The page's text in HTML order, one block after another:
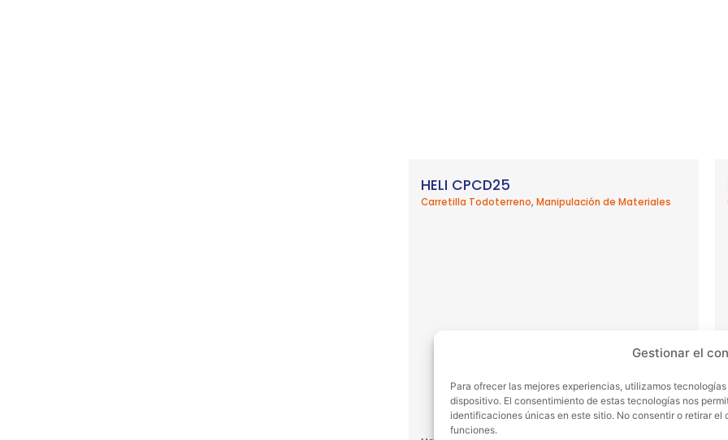
Gestionar el
Para ofrecer las mejores experiencias, utilizamos
dispositivo. El consentimiento de estas tecnologías nos
identificaciones únicas en este sitio. No consentir o retirar
funciones.
HELI CPCD25
Carretilla Todoterreno, Manipulación de Materiales